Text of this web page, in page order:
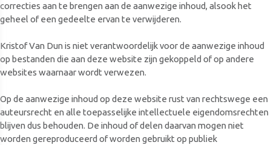
correcties aan te brengen aan de aanwezige inhoud, alsook het
geheel of een gedeelte ervan te verwijderen.
Kristof Van Dun is niet verantwoordelijk voor de aanwezige inhoud
op bestanden die aan deze website zijn gekoppeld of op andere
websites waarnaar wordt verwezen.
Op de aanwezige inhoud op deze website rust van rechtswege een
auteursrecht en alle toepasselijke intellectuele eigendomsrechten
blijven dus behouden. De inhoud of delen daarvan mogen niet
worden gereproduceerd of worden gebruikt op publiek